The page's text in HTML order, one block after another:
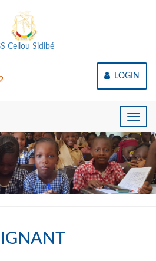
Cellou Sidibé
LOGIN
Toggle